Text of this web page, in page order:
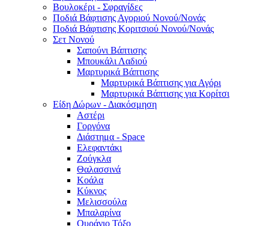
Βουλοκέρι - Σφραγίδες
Ποδιά Βάφτισης Αγοριού Νονού/Νονάς
Ποδιά Βάφτισης Κοριτσιού Νονού/Νονάς
Σετ Νονού
Σαπούνι Βάπτισης
Μπουκάλι Λαδιού
Μαρτυρικά Βάπτισης
Μαρτυρικά Βάπτισης για Αγόρι
Μαρτυρικά Βάπτισης για Κορίτσι
Είδη Δώρων - Διακόσμηση
Αστέρι
Γοργόνα
Διάστημα - Space
Ελεφαντάκι
Ζούγκλα
Θαλασσινά
Κοάλα
Κύκνος
Μελισσούλα
Μπαλαρίνα
Ουράνιο Τόξο